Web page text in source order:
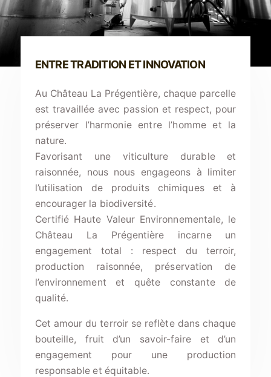
ENTRE TRADITION ET INNOVATION
Au Château La Prégentière, chaque parcelle
est travaillée avec passion et respect, pour
préserver l’harmonie entre l’homme et la
nature.
Favorisant une viticulture durable et
raisonnée, nous nous engageons à limiter
l’utilisation de produits chimiques et à
encourager la biodiversité.
Certifié Haute Valeur Environnementale, le
Château La Prégentière incarne un
engagement total : respect du terroir,
production raisonnée, préservation de
l’environnement et quête constante de
qualité.
Cet amour du terroir se reflète dans chaque
bouteille, fruit d’un savoir-faire et d’un
engagement pour une production
responsable et équitable.